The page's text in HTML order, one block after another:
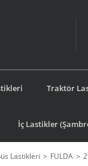
Traktör
İç Lastikler
Lastikleri FULDA